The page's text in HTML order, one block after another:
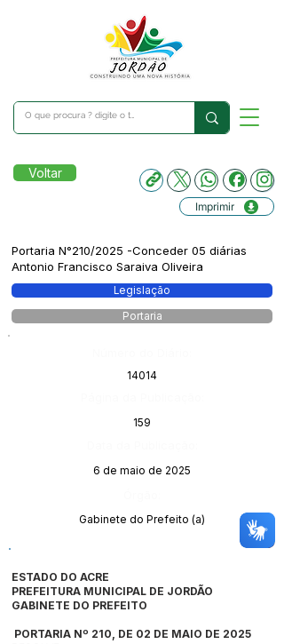
Voltar
Imprimir
Portaria N°210/2025 -Conceder 05 diárias
Antonio Francisco Saraiva Oliveira
Legislação
Portaria
14014
159
6 de maio de 2025
Gabinete do Prefeito (a)
ESTADO DO ACRE
PREFEITURA MUNICIPAL DE JORDÃO
GABINETE DO PREFEITO
PORTARIA Nº 210, DE 02 DE MAIO DE 2025